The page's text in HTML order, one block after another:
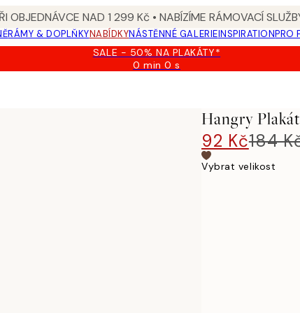
OBJEDNÁVCE NAD 1 299 Kč • NABÍZÍME RÁMOVACÍ
RÁMY & DOPLŇKYNABÍDKYNÁSTĚNNÉ GALERIEINSPIRATIONPRO
SALE - 50% NA PLAKÁTY*
0 min0 s
Platné
Hangry Plakát
92 Kč184
Vybrat velikost